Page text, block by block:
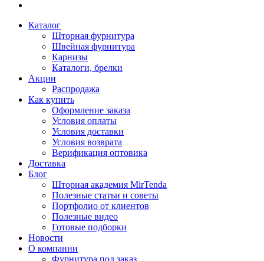
Каталог
Шторная фурнитура
Швейная фурнитура
Карнизы
Каталоги, брелки
Акции
Распродажа
Как купить
Оформление заказа
Условия оплаты
Условия доставки
Условия возврата
Верификация оптовика
Доставка
Блог
Шторная академия MirTenda
Полезные статьи и советы
Портфолио от клиентов
Полезные видео
Готовые подборки
Новости
О компании
Фурнитура под заказ